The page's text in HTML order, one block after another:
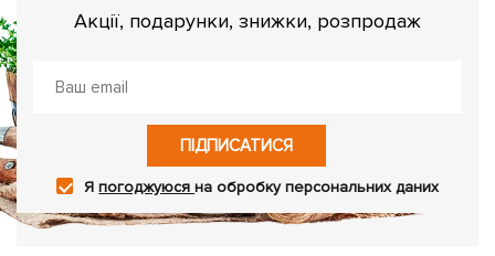
Акції, подарунки, знижки, розпродаж
ПІДПИСАТИСЯ
Япогоджуюсяна обробку персональних даних